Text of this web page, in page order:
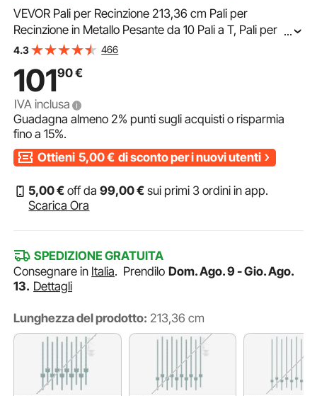
VEVOR Pali per Recinzione 213,36 cm Pali per
Recinzione in Metallo Pesante da 10 Pali a T, Pali per
Recinzione in Acciaio Robusto per Cortile, Prato, Fattorie
...
4.3 466
10190€
IVA inclusa
Guadagna almeno2% punti sugli acquisti o risparmia
fino a15%.
Ottieni 5,00€ di sconto per i nuovi utenti
5,00€ off da99,00€ sui primi 3 ordini in app.
Scarica Ora
SPEDIZIONE GRATUITA
Consegnare in Italia. Prendilo Dom. Ago. 9 - Gio. Ago.
13. Dettagli
Lunghezza del prodotto: 213,36 cm